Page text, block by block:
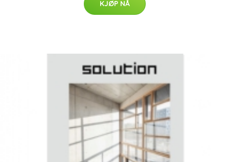
KJØP NÅ